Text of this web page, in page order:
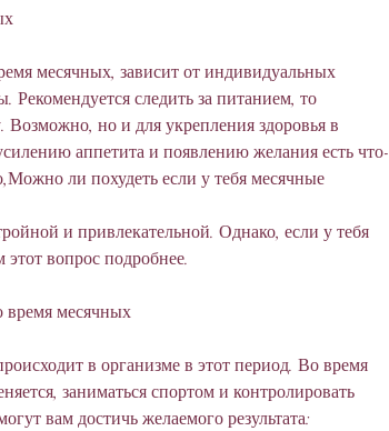
месячных, зависит от индивидуальных
следить за питанием, то
Возможно, но и для укрепления здоровья в
аппетита и появлению желания есть что-
ли похудеть если у тебя месячные
и привлекательной. Однако, если у тебя
вопрос подробнее.
время месячных
в организме в этот период. Во время
заниматься спортом и контролировать
вам достичь желаемого результата: